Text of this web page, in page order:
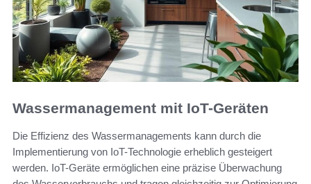
Wassermanagement mit IoT-Geräten
Die Effizienz des Wassermanagements kann durch die
Implementierung von IoT-Technologie erheblich gesteigert
werden. IoT-Geräte ermöglichen eine präzise Überwachung